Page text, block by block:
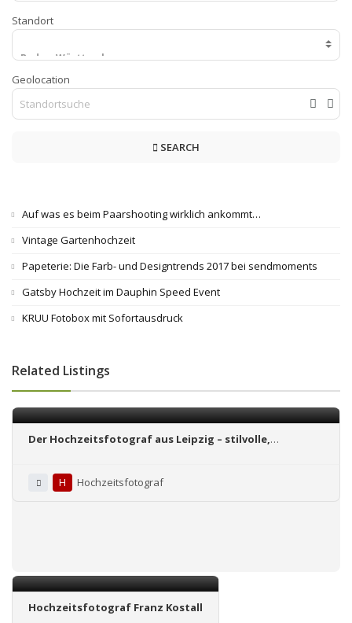
Standort
Geolocation
SEARCH
Auf was es beim Paarshooting wirklich ankommt…
Vintage Gartenhochzeit
Papeterie: Die Farb- und Designtrends 2017 bei sendmoments
Gatsby Hochzeit im Dauphin Speed Event
KRUU Fotobox mit Sofortausdruck
Related Listings
Der Hoch­zeits­foto­graf aus Leipzig – stilvolle,
H
Hochzeitsfotograf
Hochzeitsfotograf Franz Kostall